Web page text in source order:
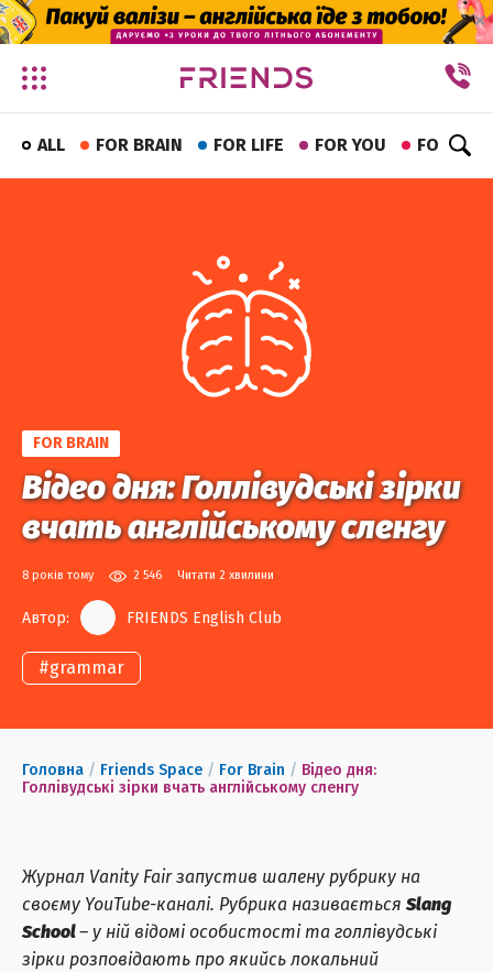
✕
ALL FOR BRAIN FOR LIFE FOR YOU FOR FUN
FOR BRAIN
Відео дня: Голлівудські зірки
вчать англійському сленгу
8 років тому 2 546 Читати 2 хвилини
Автор: FRIENDS English Club
#grammar
Головна / Friends Space / For Brain / Відео дня:
Голлівудські зірки вчать англійському сленгу
Журнал Vanity Fair запустив шалену рубрику на
своєму YouTube-каналі. Рубрика називаєтьсяSlang
School– у ній відомі особистості та голлівудські
зірки розповідають про якийсь локальний